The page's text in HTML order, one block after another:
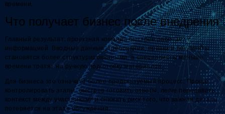
времени.
Что получает бизнес после внедрения
Главный результат: проектная команда быстрее работает с
информацией. Вводные данные, требования, правки и документы
становятся более структурированными, а специалисты меньше
времени тратят на ручную подготовку материалов.
Для бизнеса это означает более предсказуемый процесс. Проще
контролировать этапы, быстрее готовить ответы, легче передавать
контекст между участниками и снижать риск того, что важная деталь
потеряется на этапе обсуждения.